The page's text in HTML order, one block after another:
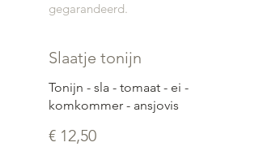
gegarandeerd.
Slaatje tonijn
Tonijn - sla - tomaat - ei -
komkommer - ansjovis
€ 12,50